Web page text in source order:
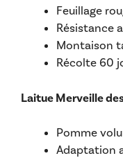
Feuillage
Résistance
Montaison
Récolte 60
Laitue Merveille
Pomme
Adaptation